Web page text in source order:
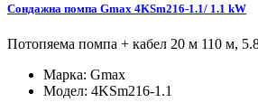
Сондажна помпа Gmax 4KSm216-1.1/ 1.1 kW
Потопяема помпа + кабел 20 м 110 м,
Марка: Gmax
Модел: 4KSm216-1.1